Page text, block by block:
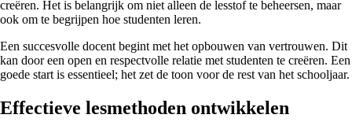
creëren. Het is belangrijk om niet alleen de lesstof te beheersen, maar
ook om te begrijpen hoe studenten leren.
Een succesvolle docent begint met het opbouwen van vertrouwen. Dit
kan door een open en respectvolle relatie met studenten te creëren. Een
goede start is essentieel; het zet de toon voor de rest van het schooljaar.
Effectieve lesmethoden ontwikkelen